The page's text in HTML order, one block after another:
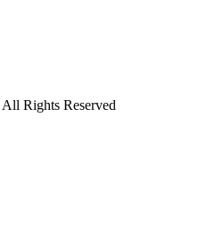
Rights Reserved